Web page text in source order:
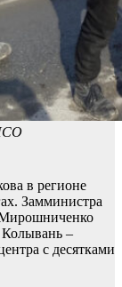
в регионе
Замминистра
Мирошниченко
Колывань –
с десятками